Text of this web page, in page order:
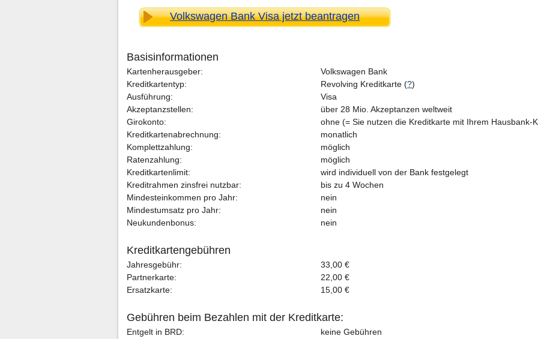
Volkswagen Bank Visa jetzt beantragen
Basisinformationen
Kartenherausgeber:
Volkswagen Bank
Kreditkartentyp:
Revolving Kreditkarte (?)
Ausführung:
Visa
Akzeptanzstellen:
über 28 Mio. Akzeptanzen weltweit
Girokonto:
ohne (= Sie nutzen die Kreditkarte mit Ihrem Hausbank-
Kreditkartenabrechnung:
monatlich
Komplettzahlung:
möglich
Ratenzahlung:
möglich
Kreditkartenlimit:
wird individuell von der Bank festgelegt
Kreditrahmen zinsfrei nutzbar:
bis zu 4 Wochen
Mindesteinkommen pro Jahr:
nein
Mindestumsatz pro Jahr:
nein
Neukundenbonus:
nein
Kreditkartengebühren
Jahresgebühr:
33,00 €
Partnerkarte:
22,00 €
Ersatzkarte:
15,00 €
Gebühren beim Bezahlen mit der Kreditkarte:
Entgelt in BRD:
keine Gebühren